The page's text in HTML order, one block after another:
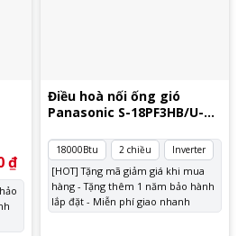
₫Giá
tại
34.150.000 ₫.
Điều hoà nối ống gió
Panasonic S-18PF3HB/U-
18000Btu 2 chiều Inverter
[HOT] Tặng mã giảm giá khi mua
hàng - Tặng thêm 1 năm bảo hành
lắp đặt - Miễn phí giao nhanh